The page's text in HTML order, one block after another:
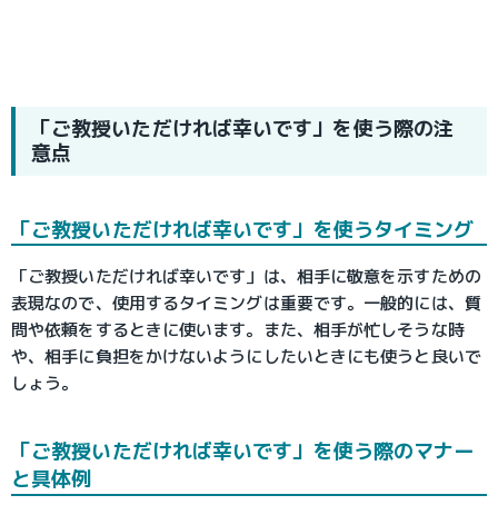
「ご教授いただければ幸いです」を使う際の注
意点
「ご教授いただければ幸いです」を使うタイミング
「ご教授いただければ幸いです」は、相手に敬意を示すための
表現なので、使用するタイミングは重要です。一般的には、質
問や依頼をするときに使います。また、相手が忙しそうな時
や、相手に負担をかけないようにしたいときにも使うと良いで
しょう。
「ご教授いただければ幸いです」を使う際のマナー
と具体例